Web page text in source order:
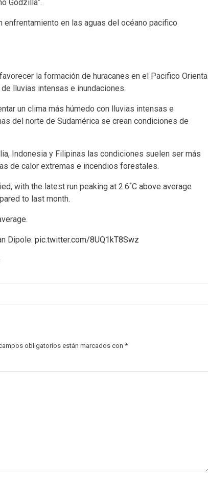
Godzilla”.
enfrentamiento en las aguas del océano pacifico
la formación de huracanes en el Pacifico Oriental
lluvias intensas e inundaciones.
un clima más húmedo con lluvias intensas e
del norte de Sudamérica se crean condiciones de
Indonesia y Filipinas las condiciones suelen ser más
de calor extremas e incendios forestales.
with the latest run peaking at 2.6˚C above average
to last month.
Dipole. pic.twitter.com/8UQ1kT8Swz
obligatorios están marcados con *